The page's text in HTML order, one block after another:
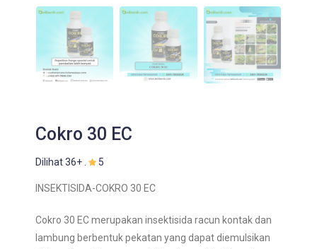
Cokro 30 EC
Dilihat 36+ . 5
INSEKTISIDA-COKRO 30 EC
Cokro 30 EC merupakan insektisida racun kontak dan
lambung berbentuk pekatan yang dapat diemulsikan